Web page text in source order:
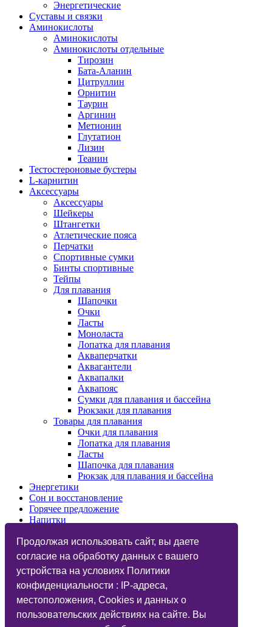
Продолжая использовать сайт, вы даете
согласие на обработку данных с вашего
устройства на условиях Политики
конфиденциальности : IP-адреса,
местоположения, Cookies и данных о
пользовательских действиях на сайте. Вы
Энергетические
Суставы и связки
Аминокислоты
Аминокислоты
Аминокислоты отдельные
Тирозин
Бата-Аланин
Цитруллин
Орнитин
Таурин
Аргинин
Метионин
Глутатион
Лизин
Теанин
Тестостероновые бустеры
L-карнитин
Аксессуары
Аксессуары
Шейкеры
Штангетки
Атлетические пояса
Перчатки
Спортивные сумки
Бинты спортивные
Тейпы
Для плавания
Шапочки
Очки
Ласты
Моноласта
Лопатка для плавания
Акваперчатки
Аквагантели
Аквапалки
Аквапояс
Сумки для плавания и бассейна
Рюкзаки для плавания
Товары для плавания
Очки для плавания
Лопатка для плавания
Ласты
Шапочка для плавания
Рюкзак для плавания и бассейна
Энергетики
Сон и восстановление
Горячее предложение
Напитки
Назначения
Бренды
Vegan
Глютаминовая кислота
Функциональный тренинг
Подарочные карты
Дисконтные карты